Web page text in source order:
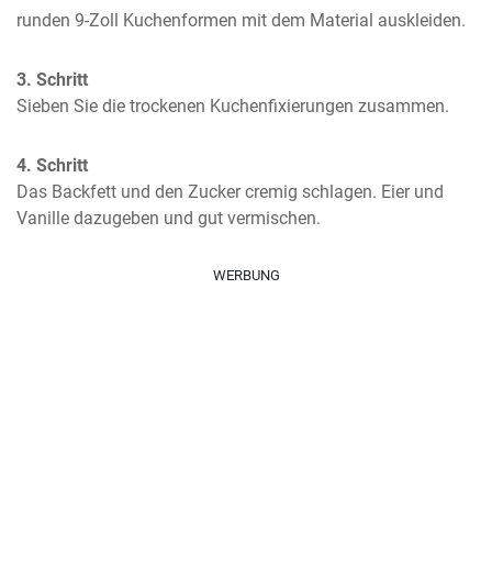
runden 9-Zoll Kuchenformen mit dem Material auskleiden.
3. Schritt
Sieben Sie die trockenen Kuchenfixierungen zusammen.
4. Schritt
Das Backfett und den Zucker cremig schlagen. Eier und
Vanille dazugeben und gut vermischen.
WERBUNG